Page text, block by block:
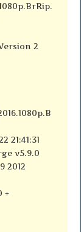
2
21:41:31
v5.9.0
2012
+